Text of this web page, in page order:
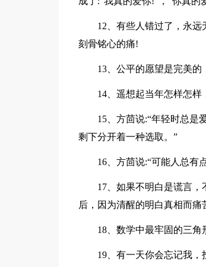
12、有些人错过了，永远
刻骨铭心的痛!
13、公平的愿望是完美的
14、遥想起当年怎样怎样，
15、方茴说:“年轻时总是爱
剩下分开着一种选取。”
16、方茴说:“可能人总有点
17、如果不明白是谎言，不
后，因为清醒的明白真相而痛
18、数学中最牢固的三角形
19、有一天你会忘记我，